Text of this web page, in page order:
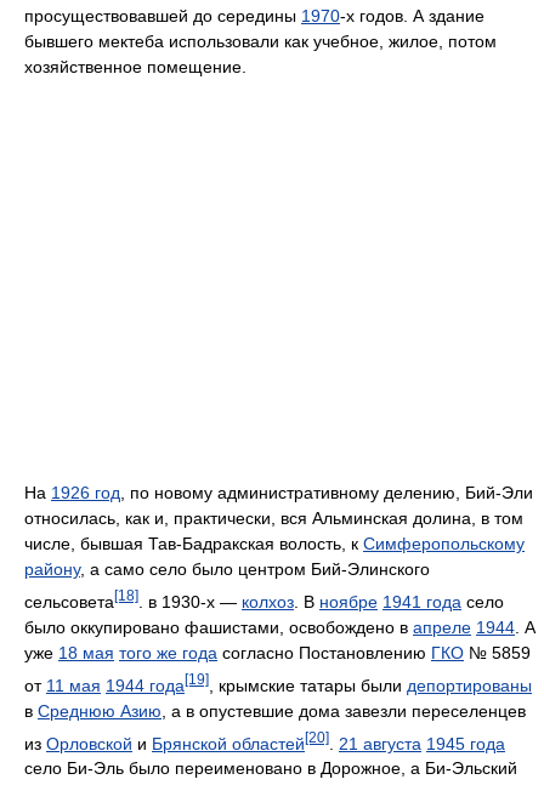
просуществовавшей до середины 1970-х годов. А здание
бывшего мектеба использовали как учебное, жилое, потом
хозяйственное помещение.
На 1926 год, по новому административному делению, Бий-Эли
относилась, как и, практически, вся Альминская долина, в том
числе, бывшая Тав-Бадракская волость, к Симферопольскому
району, а само село было центром Бий-Элинского
сельсовета [18] . в 1930-х — колхоз . В ноябре 1941 года село
было оккупировано фашистами, освобождено в апреле 1944 . А
уже 18 мая того же года согласно Постановлению ГКО № 5859
от 11 мая 1944 года[19] , крымские татары были депортированы
в Среднюю Азию , а в опустевшие дома завезли переселенцев
из Орловской и Брянской областей[20] 21 августа 1945 года
село Би-Эль было переименовано в Дорожное, а Би-Эльский